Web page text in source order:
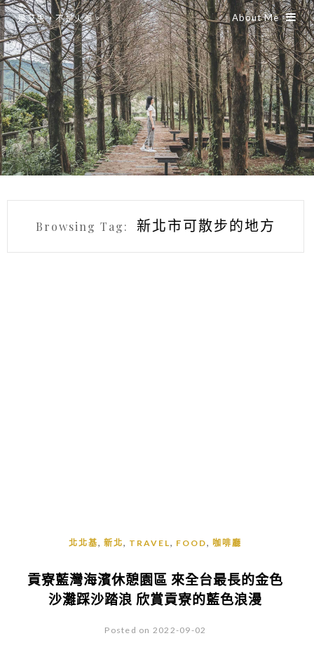
是艾思，不是火拳。 About Me
Browsing Tag: 新北市可散步的地方
北北基,新北, TRAVEL, FOOD, 咖啡廳
貢寮藍灣海濱休憩園區 來全台最長的金色
沙灘踩沙踏浪 欣賞貢寮的藍色浪漫
Posted on 2022-09-02